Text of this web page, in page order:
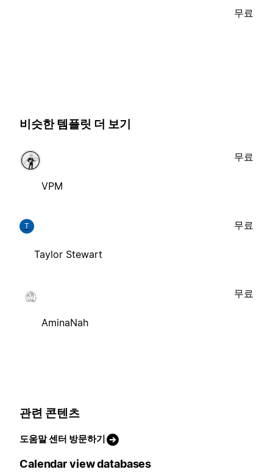
무료
비슷한 템플릿 더 보기
VPM
무료
T
Taylor Stewart
무료
AminaNah
무료
관련 콘텐츠
도움말 센터 방문하기
Calendar view databases